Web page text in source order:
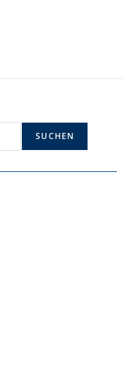
SUCHEN